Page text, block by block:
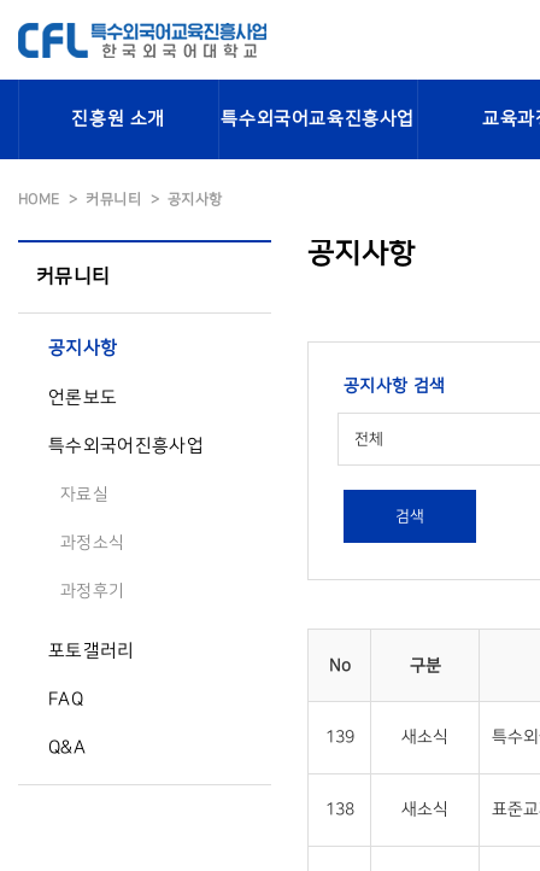
진흥원 소개 특수외국어교육진흥사업 교육과
HOME 커뮤니티 공지사항
커뮤니티
공지사항
언론보도
특수외국어진흥사업
자료실
과정소식
과정후기
포토갤러리
FAQ
Q&A
공지사항
공지사항 검색
전체
검색
No 구분
139 새소식 특수
138 새소식 표준